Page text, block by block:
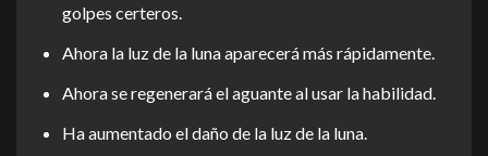
golpes certeros.
Ahora la luz de la luna aparecerá más rápidamente.
Ahora se regenerará el aguante al usar la habilidad.
Ha aumentado el daño de la luz de la luna.